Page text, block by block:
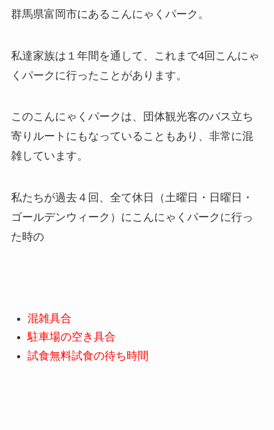
群馬県富岡市にあるこんにゃくパーク。
私達家族は１年間を通して、これまで4回こんにゃ
くパークに行ったことがあります。
このこんにゃくパークは、団体観光客のバス立ち
寄りルートにもなっていることもあり、非常に混
雑しています。
私たちが過去４回、全て休日（土曜日・日曜日・
ゴールデンウィーク）にこんにゃくパークに行っ
た時の
混雑具合
駐車場の空き具合
試食無料試食の待ち時間